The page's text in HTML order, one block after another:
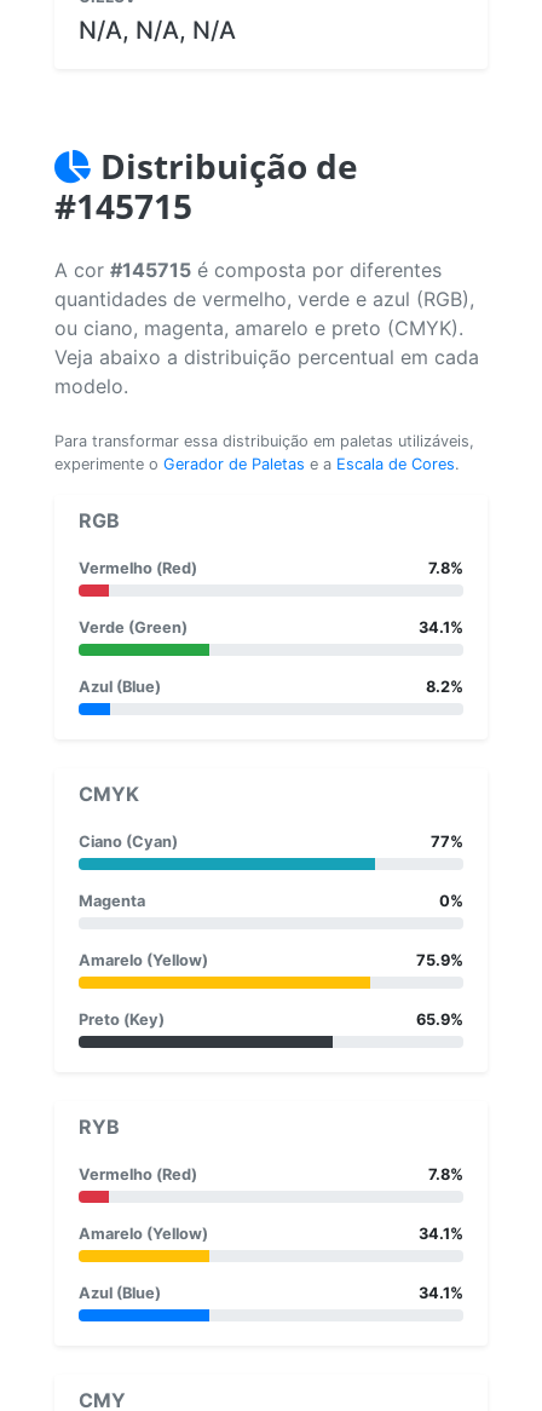
N/A, N/A, N/A
Distribuição de
#145715
A cor #145715 é composta por diferentes
quantidades de vermelho, verde e azul (RGB),
ou ciano, magenta, amarelo e preto (CMYK).
Veja abaixo a distribuição percentual em cada
modelo.
Para transformar essa distribuição em paletas utilizáveis,
experimente o Gerador de Paletas e a Escala de Cores.
RGB
Vermelho (Red) 7.8%
Verde (Green) 34.1%
Azul (Blue) 8.2%
CMYK
Ciano (Cyan) 77%
Magenta 0%
Amarelo (Yellow) 75.9%
Preto (Key) 65.9%
RYB
Vermelho (Red) 7.8%
Amarelo (Yellow) 34.1%
Azul (Blue) 34.1%
CMY